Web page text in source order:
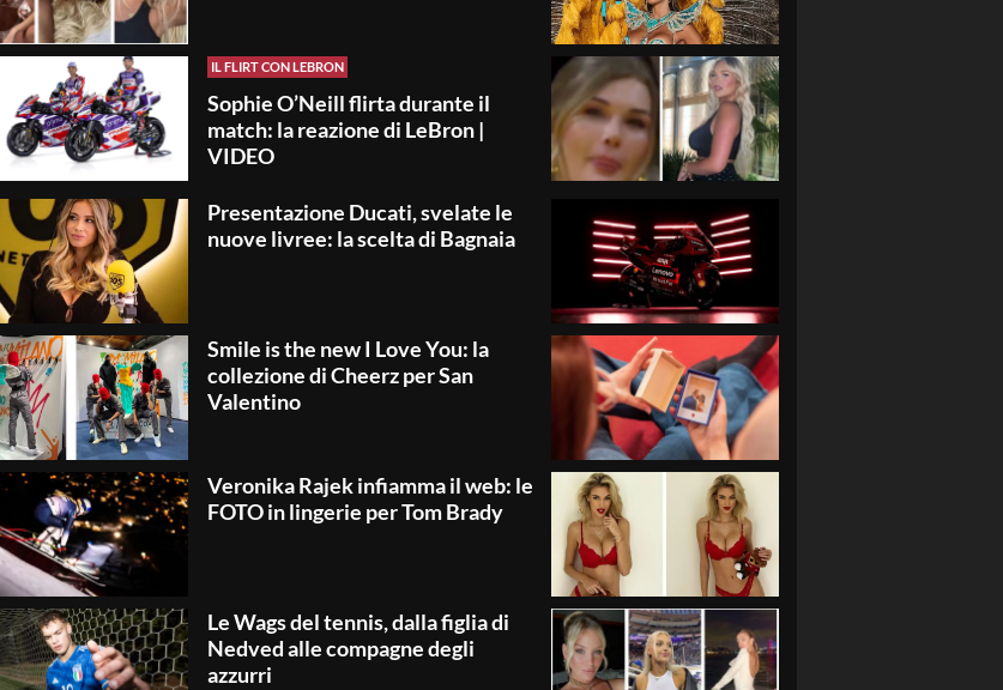
IL FLIRT CON LEBRON
Sophie O’Neill flirta durante il
match: la reazione di LeBron |
VIDEO
Presentazione Ducati, svelate le
nuove livree: la scelta di Bagnaia
Smile is the new I Love You: la
collezione di Cheerz per San
Valentino
Veronika Rajek infiamma il web: le
FOTO in lingerie per Tom Brady
Le Wags del tennis, dalla figlia di
Nedved alle compagne degli
azzurri